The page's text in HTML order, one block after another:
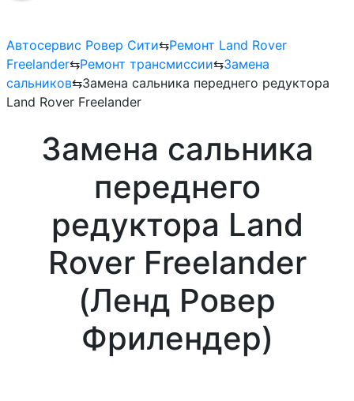
Автосервис Ровер Сити⇆Ремонт Land Rover
Freelander⇆Ремонт трансмиссии⇆Замена
сальников⇆Замена сальника переднего редуктора
Land Rover Freelander
Замена сальника
переднего
редуктора Land
Rover Freelander
(Ленд Ровер
Фрилендер)